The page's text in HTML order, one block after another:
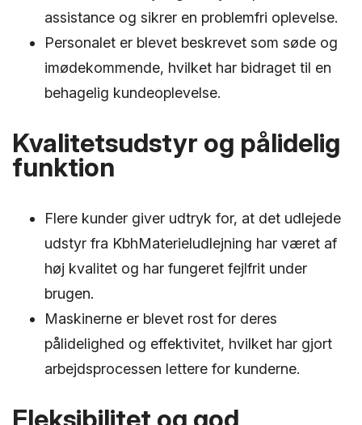
assistance og sikrer en problemfri oplevelse.
Personalet er blevet beskrevet som søde og
imødekommende, hvilket har bidraget til en
behagelig kundeoplevelse.
Kvalitetsudstyr og pålidelig
funktion
Flere kunder giver udtryk for, at det udlejede
udstyr fra KbhMaterieludlejning har været af
høj kvalitet og har fungeret fejlfrit under
brugen.
Maskinerne er blevet rost for deres
pålidelighed og effektivitet, hvilket har gjort
arbejdsprocessen lettere for kunderne.